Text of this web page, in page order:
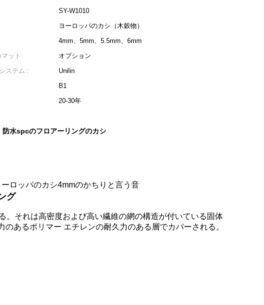
SY-W1010
ヨーロッパのカシ（木穀物）
4mm、5mm、5.5mm、6mm
マット:
オプション
ステム::
Unilin
B1
20-30年
防水spcのフロアーリングのカシ
ーロッパのカシ4mmのかちりと言う音
グ
それは高密度および高い繊維の網の構造が付いている固体
あるポリマー エチレンの耐久力のある層でカバーされる。